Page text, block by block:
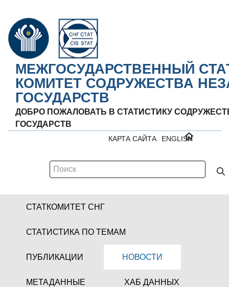
МЕЖГОСУДАРСТВЕННЫЙ
КОМИТЕТ СОДРУЖЕСТВА
ГОСУДАРСТВ
ДОБРО ПОЖАЛОВАТЬ В СТАТИСТИКУ
ГОСУДАРСТВ
ENGLISH
КАРТА САЙТА
СТАТКОМИТЕТ СНГ
СТАТИСТИКА ПО ТЕМАМ
ПУБЛИКАЦИИ НОВОСТИ
МЕТАДАННЫЕ ХАБ ДАННЫХ